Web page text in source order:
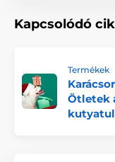
Kapcsolódó
Termékek
Ötletek